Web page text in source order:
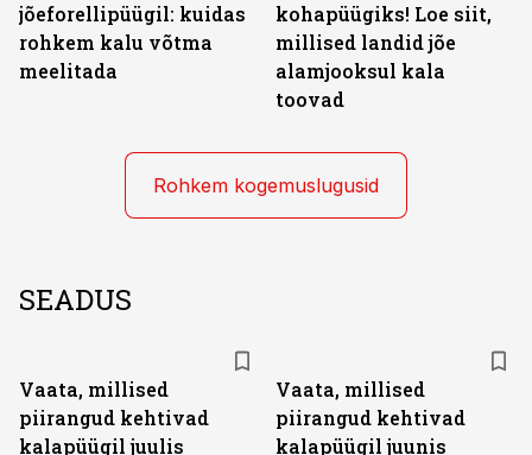
jõeforellipüügil: kuidas
rohkem kalu võtma
meelitada
kohapüügiks! Loe siit,
millised landid jõe
alamjooksul kala
toovad
Rohkem kogemuslugusid
SEADUS
Vaata, millised
piirangud kehtivad
kalapüügil juulis
Vaata, millised
piirangud kehtivad
kalapüügil juunis